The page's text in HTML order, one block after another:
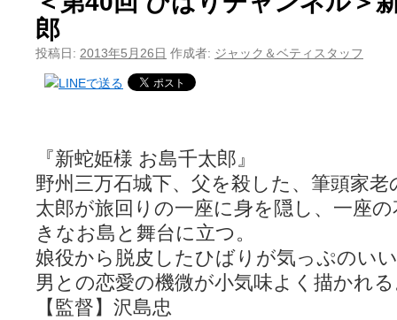
郎
投稿日: 2013年5月26日 作成者: ジャック＆ベティスタッフ
『新蛇姫様 お島千太郎』
野州三万石城下、父を殺した、筆頭家
太郎が旅回りの一座に身を隠し、一座
きなお島と舞台に立つ。
娘役から脱皮したひばりが気っぷのい
男との恋愛の機微が小気味よく描かれ
【監督】沢島忠